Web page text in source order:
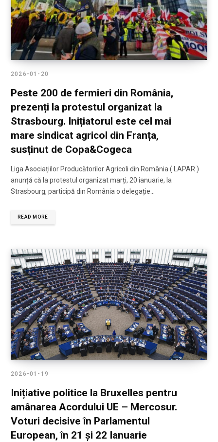
2026-01-20
Peste 200 de fermieri din România,
prezenți la protestul organizat la
Strasbourg. Inițiatorul este cel mai
mare sindicat agricol din Franța,
susținut de Copa&Cogeca
Liga Asociațiilor Producătorilor Agricoli din România ( LAPAR )
anunță că la protestul organizat marți, 20 ianuarie, la
Strasbourg, participă din România o delegație…
READ MORE
2026-01-19
Inițiative politice la Bruxelles pentru
amânarea Acordului UE – Mercosur.
Voturi decisive în Parlamentul
European, în 21 și 22 Ianuarie